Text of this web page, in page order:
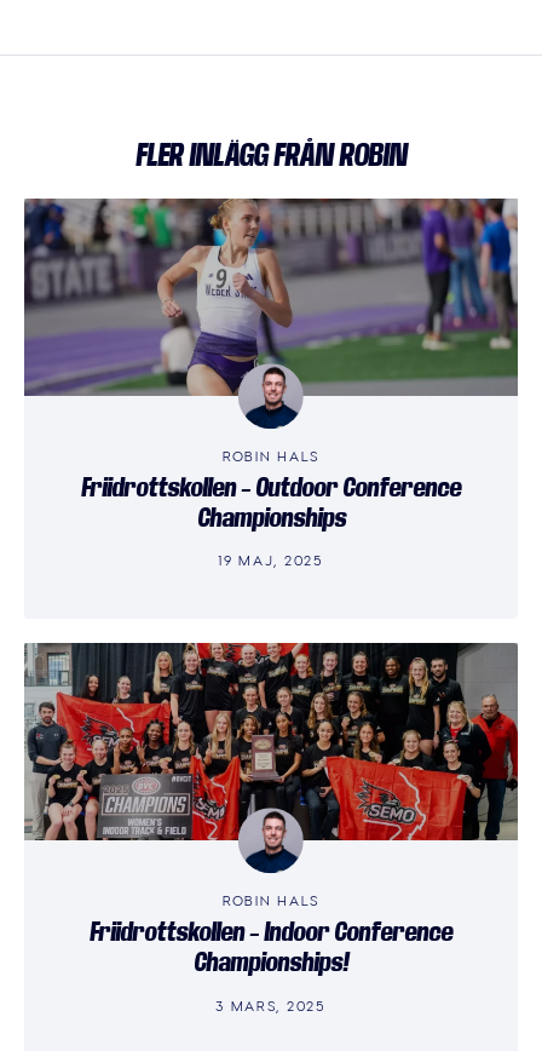
FLER INLÄGG FRÅN ROBIN
ROBIN HALS
Friidrottskollen – Outdoor Conference
Championships
19 MAJ, 2025
ROBIN HALS
Friidrottskollen – Indoor Conference
Championships!
3 MARS, 2025